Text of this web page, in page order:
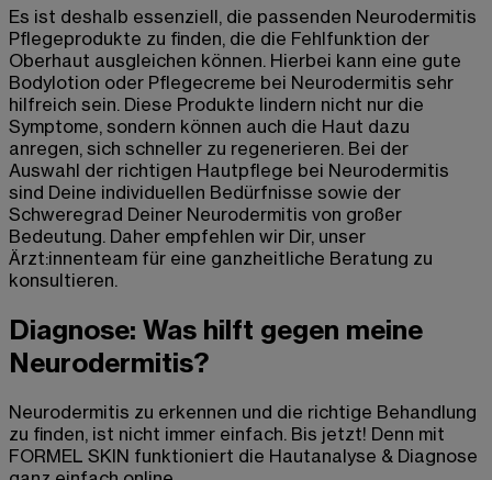
Es ist deshalb essenziell, die passenden Neurodermitis
Pflegeprodukte zu finden, die die Fehlfunktion der
Oberhaut ausgleichen können. Hierbei kann eine gute
Bodylotion oder Pflegecreme bei Neurodermitis sehr
hilfreich sein. Diese Produkte lindern nicht nur die
Symptome, sondern können auch die Haut dazu
anregen, sich schneller zu regenerieren. Bei der
Auswahl der richtigen Hautpflege bei Neurodermitis
sind Deine individuellen Bedürfnisse sowie der
Schweregrad Deiner Neurodermitis von großer
Bedeutung. Daher empfehlen wir Dir, unser
Ärzt:innenteam für eine ganzheitliche Beratung zu
konsultieren.
Diagnose: Was hilft gegen meine
Neurodermitis?
Neurodermitis zu erkennen und die richtige Behandlung
zu finden, ist nicht immer einfach. Bis jetzt! Denn mit
FORMEL SKIN funktioniert die Hautanalyse & Diagnose